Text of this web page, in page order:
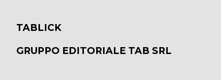
TABLICK
GRUPPO EDITORIALE TAB SRL